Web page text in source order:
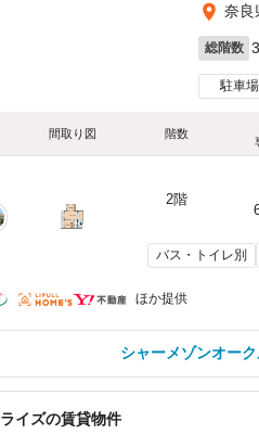
奈良
総階数
駐車
間取り図 階数
2階
バス・トイレ別
ほか提供
シャーメゾンオー
ライズの賃貸物件